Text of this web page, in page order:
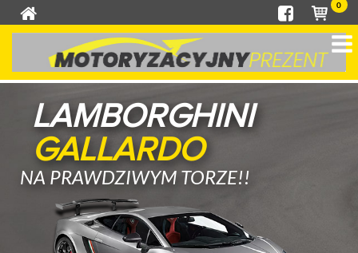
0
LAMBORGHINI
GALLARDO
NA PRAWDZIWYM TORZE!!